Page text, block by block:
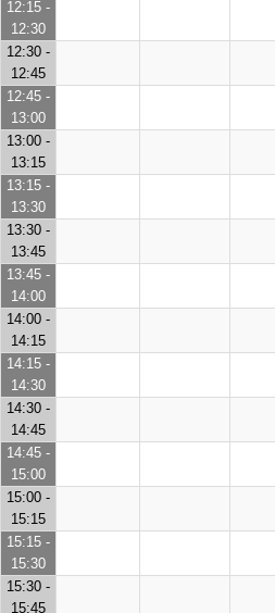
12:15 -
12:30
12:30 -
12:45
12:45 -
13:00
13:00 -
13:15
13:15 -
13:30
13:30 -
13:45
13:45 -
14:00
14:00 -
14:15
14:15 -
14:30
14:30 -
14:45
14:45 -
15:00
15:00 -
15:15
15:15 -
15:30
15:30 -
15:45